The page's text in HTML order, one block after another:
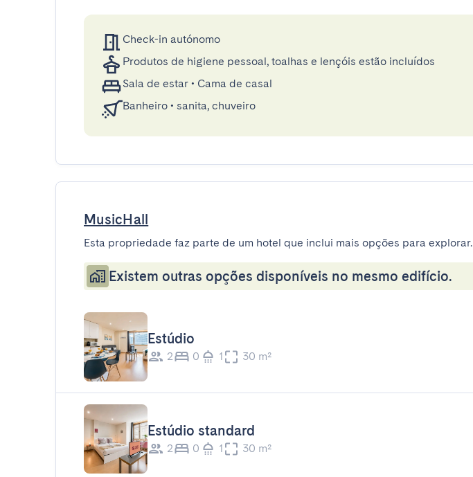
Check-in autónomo
Produtos de higiene pessoal, toalhas e lençóis estão incluídos
Sala de estar • Cama de casal
Banheiro • sanita, chuveiro
MusicHall
Esta propriedade faz parte de um hotel que inclui mais opções para explorar.
Existem outras opções disponíveis no mesmo edifício.
Estúdio
2 0 1 30 m²
Estúdio standard
2 0 1 30 m²